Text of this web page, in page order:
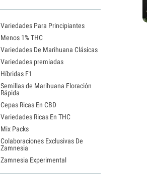
Variedades Para Principiantes
Menos 1% THC
Variedades De Marihuana Clásicas
Variedades premiadas
Híbridas F1
Semillas de Marihuana Floración
Rápida
Cepas Ricas En CBD
Variedades Ricas En THC
Mix Packs
Colaboraciones Exclusivas De
Zamnesia
Zamnesia Experimental